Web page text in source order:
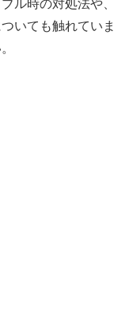
ル時の対処法や、
いても触れていま